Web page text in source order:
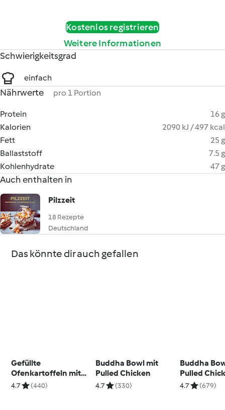
Kostenlos registrieren
Weitere Informationen
Schwierigkeitsgrad
einfach
Nährwerte pro 1 Portion
Protein
16 g
Kalorien
2090 kJ / 497 kcal
Fett
25 g
Ballaststoff
7.5 g
Kohlenhydrate
47 g
Auch enthalten in
Pilzzeit
18 Rezepte
Deutschland
Das könnte dir auch gefallen
Gefüllte
Ofenkartoffeln mit
Sour-Cream-Dip
4.7 (440)
Buddha Bowl mit
Pulled Chicken
4.7 (330)
Buddha
Pulled
4.7 (679)